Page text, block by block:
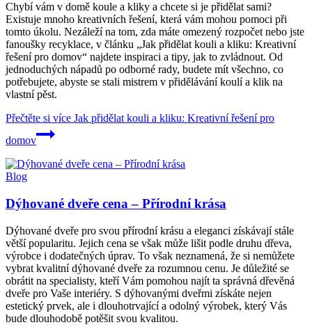
Chybí vám v domě koule a kliky a chcete si je přidělat sami?
Existuje mnoho kreativních řešení, která vám mohou pomoci při
tomto úkolu. Nezáleží na tom, zda máte omezený rozpočet nebo jste
fanoušky recyklace, v článku „Jak přidělat kouli a kliku: Kreativní
řešení pro domov“ najdete inspiraci a tipy, jak to zvládnout. Od
jednoduchých nápadů po odborné rady, budete mít všechno, co
potřebujete, abyste se stali mistrem v přidělávání koulí a klik na
vlastní pěst.
Přečtěte si více Jak přidělat kouli a kliku: Kreativní řešení pro
domov
Blog
Dýhované dveře cena – Přírodní krása
Dýhované dveře pro svou přírodní krásu a eleganci získávají stále
větší popularitu. Jejich cena se však může lišit podle druhu dřeva,
výrobce i dodatečných úprav. To však neznamená, že si nemůžete
vybrat kvalitní dýhované dveře za rozumnou cenu. Je důležité se
obrátit na specialisty, kteří Vám pomohou najít ta správná dřevěná
dveře pro Vaše interiéry. S dýhovanými dveřmi získáte nejen
estetický prvek, ale i dlouhotrvající a odolný výrobek, který Vás
bude dlouhodobě potěšit svou kvalitou.